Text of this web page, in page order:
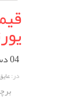
04 دسامبر 2025
در: